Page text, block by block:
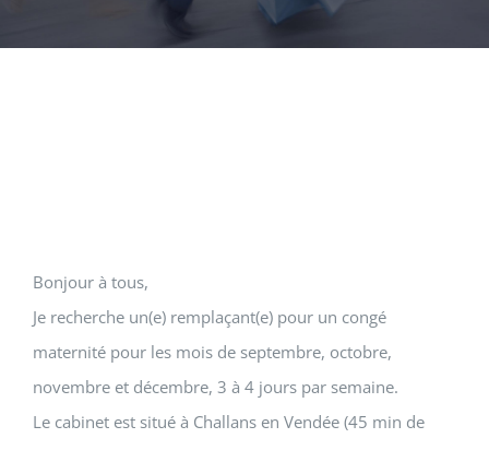
Bonjour à tous,
Je recherche un(e) remplaçant(e) pour un congé
maternité pour les mois de septembre, octobre,
novembre et décembre, 3 à 4 jours par semaine.
Le cabinet est situé à Challans en Vendée (45 min de